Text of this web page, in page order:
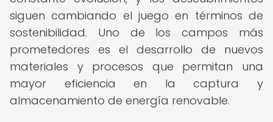
siguen cambiando el juego en términos de
sostenibilidad. Uno de los campos más
prometedores es el desarrollo de nuevos
materiales y procesos que permitan una
mayor eficiencia en la captura y
almacenamiento de energía renovable.